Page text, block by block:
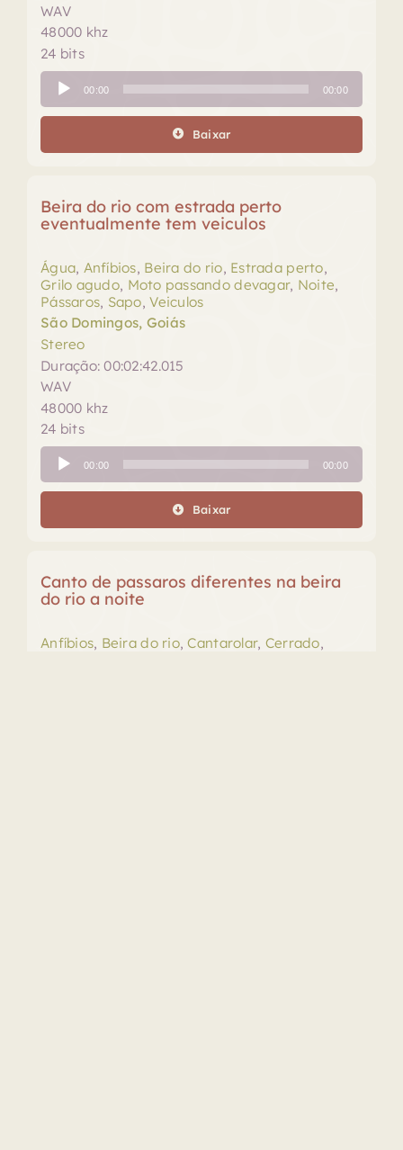
WAV
48000 khz
24 bits
Tocador
de
áudio
00:00 00:00
Baixar
Beira do rio com estrada perto
eventualmente tem veiculos
Água, Anfíbios, Beira do rio, Estrada perto,
Grilo agudo, Moto passando devagar, Noite,
Pássaros, Sapo,Veiculos
São Domingos, Goiás
Stereo
Duração: 00:02:42.015
WAV
48000 khz
24 bits
Tocador
de
áudio
00:00 00:00
Baixar
Canto de passaros diferentes na beira
do rio a noite
Anfíbios, Beira do rio,Cantarolar, Cerrado,